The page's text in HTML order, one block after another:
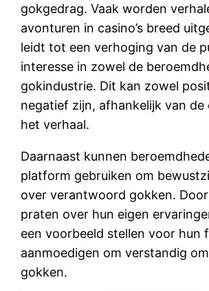
gokgedrag. Vaak worden
avonturen in casino’s breed
leidt tot een verhoging van de
interesse in zowel de
gokindustrie. Dit kan zowel
negatief zijn, afhankelijk van
het verhaal.
Daarnaast kunnen
platform gebruiken om
over verantwoord gokken.
praten over hun eigen
een voorbeeld stellen voor hun
aanmoedigen om verstandig
gokken.